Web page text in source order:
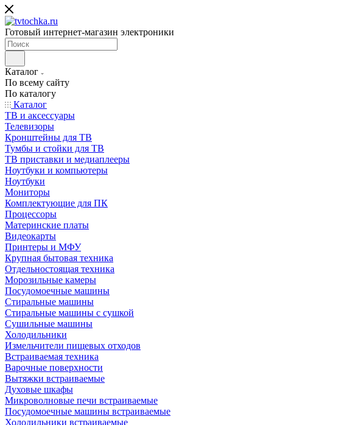
Готовый интернет-магазин электроники
Каталог
По всему сайту
По каталогу
Каталог
ТВ и аксессуары
Телевизоры
Кронштейны для ТВ
Тумбы и стойки для ТВ
ТВ приставки и медиаплееры
Ноутбуки и компьютеры
Ноутбуки
Мониторы
Комплектующие для ПК
Процессоры
Материнские платы
Видеокарты
Принтеры и МФУ
Крупная бытовая техника
Отдельностоящая техника
Морозильные камеры
Посудомоечные машины
Стиральные машины
Стиральные машины с сушкой
Сушильные машины
Холодильники
Измельчители пищевых отходов
Встраиваемая техника
Варочные поверхности
Вытяжки встраиваемые
Духовые шкафы
Микроволновые печи встраиваемые
Посудомоечные машины встраиваемые
Холодильники встраиваемые